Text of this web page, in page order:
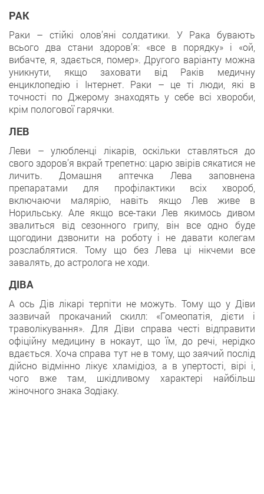
РАК
Раки – стійкі олов’яні солдатики. У Рака бувають
всього два стани здоров’я: «все в порядку» і «ой,
вибачте, я, здається, помер». Другого варіанту можна
уникнути, якщо заховати від Раків медичну
енциклопедію і Інтернет. Раки – це ті люди, які в
точності по Джерому знаходять у себе всі хвороби,
крім пологової гарячки.
ЛЕВ
Леви – улюбленці лікарів, оскільки ставляться до
свого здоров’я вкрай трепетно: царю звірів сякатися не
личить. Домашня аптечка Лева заповнена
препаратами для профілактики всіх хвороб,
включаючи малярію, навіть якщо Лев живе в
Норильську. Але якщо все-таки Лев якимось дивом
звалиться від сезонного грипу, він все одно буде
щогодини дзвонити на роботу і не давати колегам
розслаблятися. Тому що без Лева ці нікчеми все
завалять, до астролога не ходи.
ДІВА
А ось Дів лікарі терпіти не можуть. Тому що у Діви
зазвичай прокачаний скилл: «Гомеопатія, дієти і
траволікування». Для Діви справа честі відправити
офіційну медицину в нокаут, що їм, до речі, нерідко
вдається. Хоча справа тут не в тому, що заячий послід
дійсно відмінно лікує хламідіоз, а в упертості, вірі і,
чого вже там, шкідливому характері найбільш
жіночного знака Зодіаку.